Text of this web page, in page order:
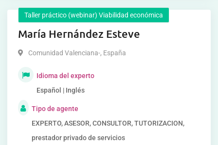
Taller práctico (webinar) Viabilidad económica
María Hernández Esteve
Comunidad Valenciana-, España
Idioma del experto
Español | Inglés
Tipo de agente
EXPERTO, ASESOR, CONSULTOR, TUTORIZACION,
prestador privado de servicios